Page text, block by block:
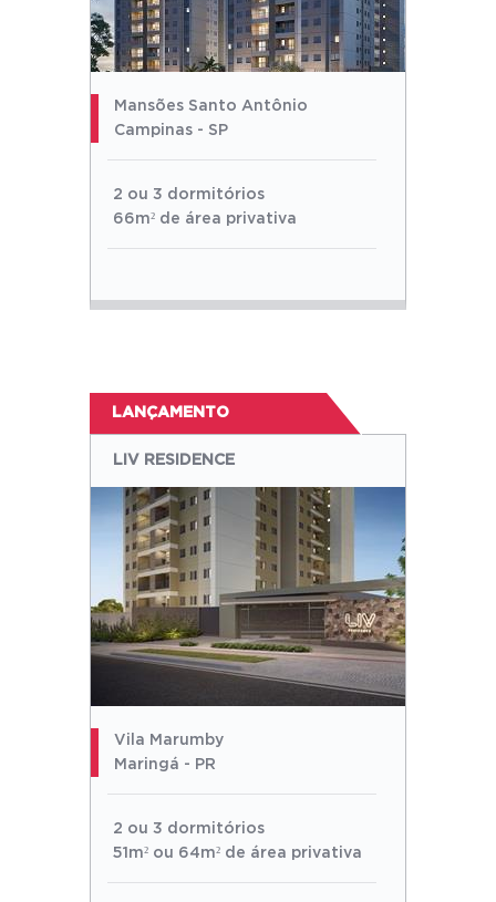
Mansões Santo Antônio
Campinas - SP
2 ou 3 dormitórios
66m² de área privativa
LANÇAMENTO
LIV RESIDENCE
Vila Marumby
Maringá - PR
2 ou 3 dormitórios
51m² ou 64m² de área privativa